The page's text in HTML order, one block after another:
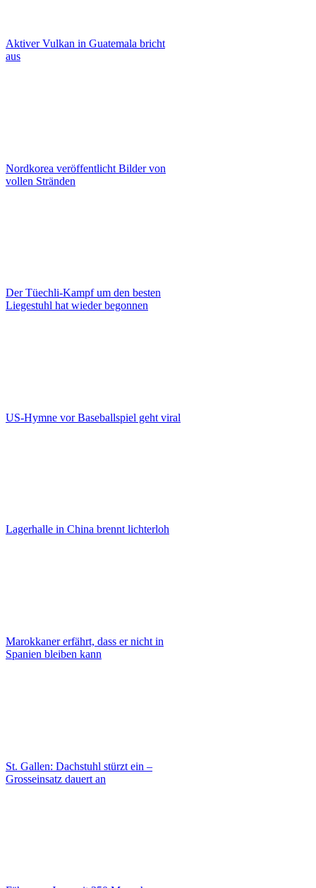
Aktiver Vulkan in Guatemala bricht
aus
Nordkorea veröffentlicht Bilder von
vollen Stränden
Der Tüechli-Kampf um den besten
Liegestuhl hat wieder begonnen
US-Hymne vor Baseballspiel geht viral
Lagerhalle in China brennt lichterloh
Marokkaner erfährt, dass er nicht in
Spanien bleiben kann
St. Gallen: Dachstuhl stürzt ein –
Grosseinsatz dauert an